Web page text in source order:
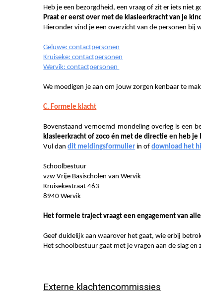
Heb je een bezorgdheid, een vraag of zit er iets niet
Praat er eerst over met de klasleerkracht van je
Hieronder vind je een overzicht van de personen bij
Geluwe: contactpersonen
Kruiseke: contactpersonen
Wervik: contactpersonen
We moedigen je aan om jouw zorgen kenbaar te
C. Formele klacht
Bovenstaand vernoemd mondeling overleg is een
klasleerkracht of zoco én met de directie en heb je
Vul dandit meldingsformulier in ofdownload het
Schoolbestuur
vzw Vrije Basischolen van Wervik
Kruisekestraat 463
8940 Wervik
Het formele traject vraagt een engagement van
Geef duidelijk aan waarover het gaat, wie erbij
Het schoolbestuur gaat met je vragen aan de slag
Externe klachtencommissies